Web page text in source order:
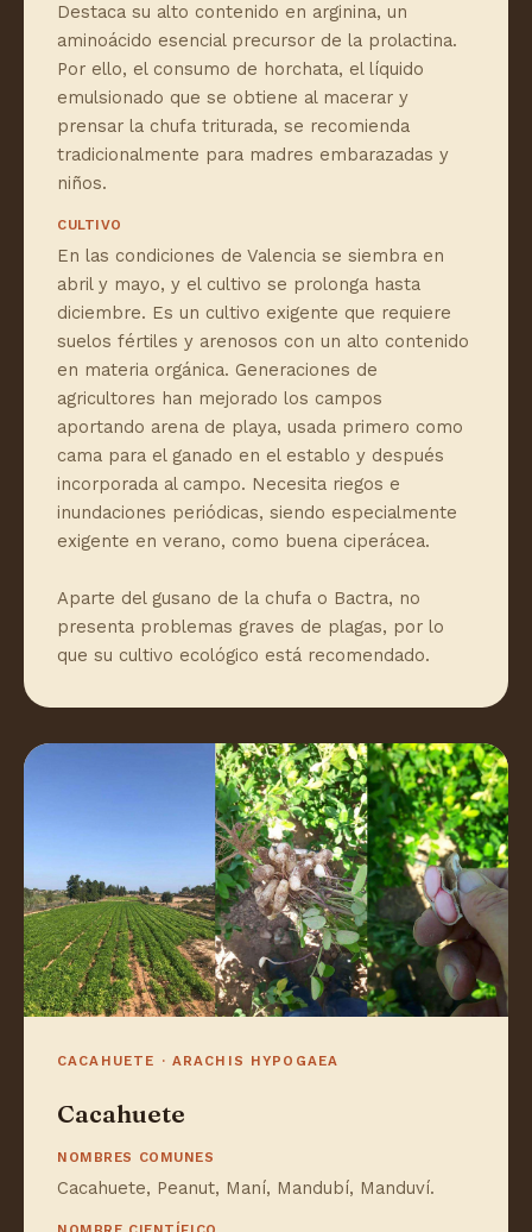
Destaca su alto contenido en arginina, un
aminoácido esencial precursor de la prolactina.
Por ello, el consumo de horchata, el líquido
emulsionado que se obtiene al macerar y
prensar la chufa triturada, se recomienda
tradicionalmente para madres embarazadas y
niños.
CULTIVO
En las condiciones de Valencia se siembra en
abril y mayo, y el cultivo se prolonga hasta
diciembre. Es un cultivo exigente que requiere
suelos fértiles y arenosos con un alto contenido
en materia orgánica. Generaciones de
agricultores han mejorado los campos
aportando arena de playa, usada primero como
cama para el ganado en el establo y después
incorporada al campo. Necesita riegos e
inundaciones periódicas, siendo especialmente
exigente en verano, como buena ciperácea.
Aparte del gusano de la chufa o Bactra, no
presenta problemas graves de plagas, por lo
que su cultivo ecológico está recomendado.
CACAHUETE · ARACHIS HYPOGAEA
Cacahuete
NOMBRES COMUNES
Cacahuete, Peanut, Maní, Mandubí, Manduví.